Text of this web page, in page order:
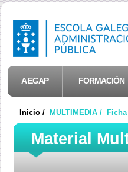
A EGAP FORMACIÓN
Inicio / MULTIMEDIA / Ficha
Material